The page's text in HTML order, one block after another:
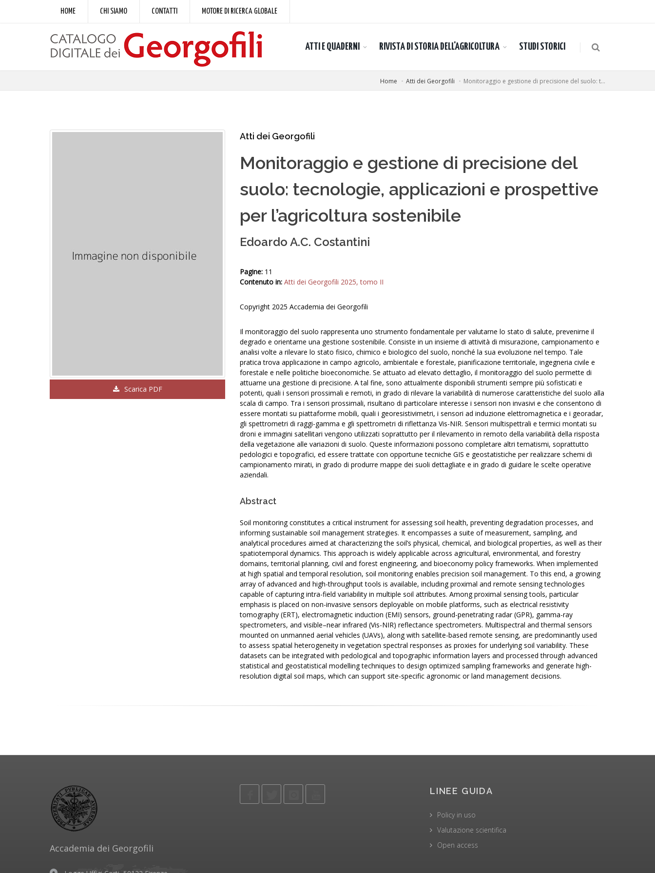
HOME CHI SIAMO CONTATTI MOTORE DI RICERCA GLOBALE
ATTI E QUADERNI RIVISTA DI STORIA DELL'AGRICOLTURA STUDI STORICI
Home Atti dei Georgofili Monitoraggio e gestione di precisione del suolo: t...
Scarica PDF
Atti dei Georgofili
Monitoraggio e gestione di precisione del
suolo: tecnologie, applicazioni e prospettive
per l’agricoltura sostenibile
Edoardo A.C. Costantini
Pagine: 11
Contenuto in: Atti dei Georgofili 2025, tomo II
Copyright 2025 Accademia dei Georgofili
Il monitoraggio del suolo rappresenta uno strumento fondamentale per valutarne lo stato di salute, prevenirne il
degrado e orientarne una gestione sostenibile. Consiste in un insieme di attività di misurazione, campionamento e
analisi volte a rilevare lo stato fisico, chimico e biologico del suolo, nonché la sua evoluzione nel tempo. Tale
pratica trova applicazione in campo agricolo, ambientale e forestale, pianificazione territoriale, ingegneria civile e
forestale e nelle politiche bioeconomiche. Se attuato ad elevato dettaglio, il monitoraggio del suolo permette di
attuarne una gestione di precisione. A tal fine, sono attualmente disponibili strumenti sempre più sofisticati e
potenti, quali i sensori prossimali e remoti, in grado di rilevare la variabilità di numerose caratteristiche del suolo alla
scala di campo. Tra i sensori prossimali, risultano di particolare interesse i sensori non invasivi e che consentono di
essere montati su piattaforme mobili, quali i georesistivimetri, i sensori ad induzione elettromagnetica e i georadar,
gli spettrometri di raggi-gamma e gli spettrometri di riflettanza Vis-NIR. Sensori multispettrali e termici montati su
droni e immagini satellitari vengono utilizzati soprattutto per il rilevamento in remoto della variabilità della risposta
della vegetazione alle variazioni di suolo. Queste informazioni possono completare altri tematismi, soprattutto
pedologici e topografici, ed essere trattate con opportune tecniche GIS e geostatistiche per realizzare schemi di
campionamento mirati, in grado di produrre mappe dei suoli dettagliate e in grado di guidare le scelte operative
aziendali.
Abstract
Soil monitoring constitutes a critical instrument for assessing soil health, preventing degradation processes, and
informing sustainable soil management strategies. It encompasses a suite of measurement, sampling, and
analytical procedures aimed at characterizing the soil’s physical, chemical, and biological properties, as well as their
spatiotemporal dynamics. This approach is widely applicable across agricultural, environmental, and forestry
domains, territorial planning, civil and forest engineering, and bioeconomy policy frameworks. When implemented
at high spatial and temporal resolution, soil monitoring enables precision soil management. To this end, a growing
array of advanced and high-throughput tools is available, including proximal and remote sensing technologies
capable of capturing intra-field variability in multiple soil attributes. Among proximal sensing tools, particular
emphasis is placed on non-invasive sensors deployable on mobile platforms, such as electrical resistivity
tomography (ERT), electromagnetic induction (EMI) sensors, ground-penetrating radar (GPR), gamma-ray
spectrometers, and visible–near infrared (Vis-NIR) reflectance spectrometers. Multispectral and thermal sensors
mounted on unmanned aerial vehicles (UAVs), along with satellite-based remote sensing, are predominantly used
to assess spatial heterogeneity in vegetation spectral responses as proxies for underlying soil variability. These
datasets can be integrated with pedological and topographic information layers and processed through advanced
statistical and geostatistical modelling techniques to design optimized sampling frameworks and generate high-
resolution digital soil maps, which can support site-specific agronomic or land management decisions.
Accademia dei Georgofili
LINEE GUIDA
Policy in uso
Valutazione scientifica
Open access